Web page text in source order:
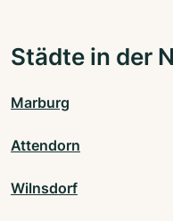
Städte in der
Marburg
Attendorn
Wilnsdorf